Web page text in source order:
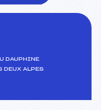
DAUPHINE
ALPES